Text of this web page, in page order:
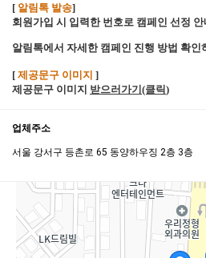
[ 알림톡 발송]
회원가입 시 입력한 번호로 캠페인 선정
알림톡에서 자세한 캠페인 진행 방법 확인
[ 제공문구 이미지 ]
제공문구 이미지 받으러가기(클릭)
업체주소
서울 강서구 등촌로 65 동양하우징 2층 3층